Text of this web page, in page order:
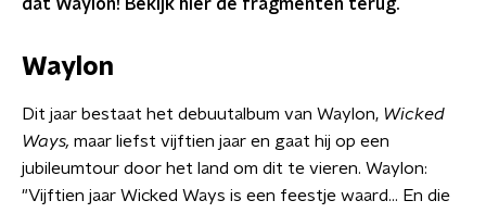
dat Waylon! Bekijk hier de fragmenten terug.
Waylon
Dit jaar bestaat het debuutalbum van Waylon, Wicked
Ways, maar liefst vijftien jaar en gaat hij op een
jubileumtour door het land om dit te vieren. Waylon:
"Vijftien jaar Wicked Ways is een feestje waard… En die